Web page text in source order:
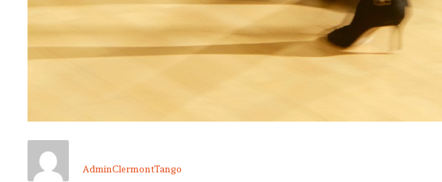
AdminClermontTango